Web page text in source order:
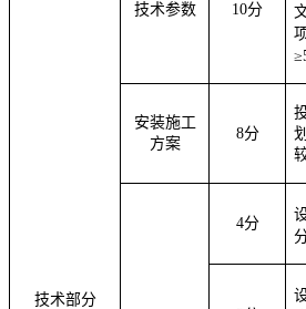
技术部分
技术参数 10分
安装施工
方案
8分
4分